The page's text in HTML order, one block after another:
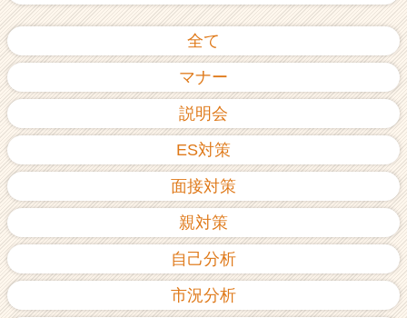
リ
（C
e
r
a
e
r）
全て
マナー
説明会
ES対策
面接対策
親対策
自己分析
市況分析